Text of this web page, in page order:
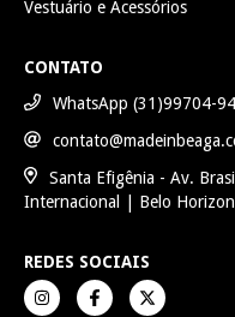
Vestuário e Acessórios
CONTATO
WhatsApp (31)99704-
Santa Efigênia - Av.
Internacional | Belo
REDES SOCIAIS